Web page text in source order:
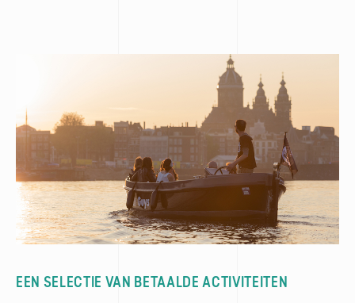
EEN SELECTIE VAN BETAALDE ACTIVITEITEN